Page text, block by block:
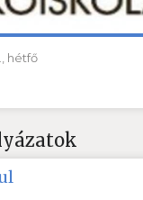
hétfő